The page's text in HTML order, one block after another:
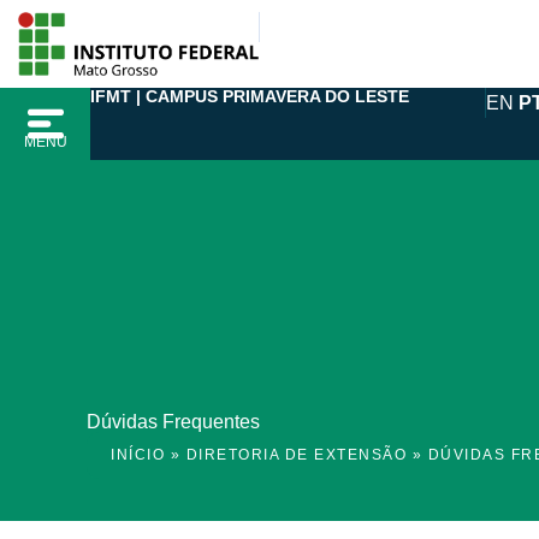
para
conteúdo
MENU
IFMT | CAMPUS PRIMAVERA DO LESTE EN
Dúvidas Frequentes
INÍCIO » DIRETORIA DE EXTENSÃO » DÚVIDAS